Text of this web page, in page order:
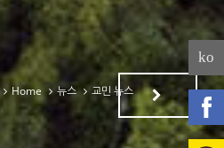
Home 뉴스 교민 뉴스
ko